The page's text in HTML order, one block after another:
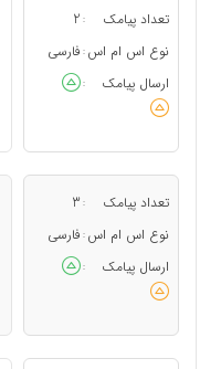
تعداد پیامک :
2
نوع اس ام اس : فارسی
ارسال پیامک
:
تعداد پیامک :
3
نوع اس ام اس : فارسی
ارسال پیامک
: